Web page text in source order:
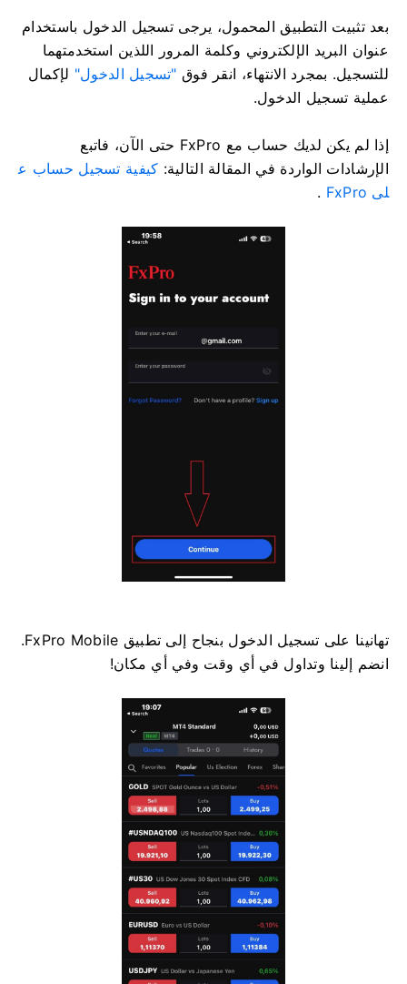
بعد تثبيت التطبيق المحمول، يرجى تسجيل الدخول باستخدام
عنوان البريد الإلكتروني وكلمة المرور اللذين استخدمتهما
للتسجيل. بمجرد الانتهاء، انقر فوق "تسجيل الدخول" لإكمال
عملية تسجيل الدخول.
إذا لم يكن لديك حساب مع FxPro حتى الآن، فاتبع
الإرشادات الواردة في المقالة التالية: كيفية تسجيل حساب ع
لى FxPro
.
تهانينا على تسجيل الدخول بنجاح إلى تطبيق FxPro Mobile.
انضم إلينا وتداول في أي وقت وفي أي مكان!